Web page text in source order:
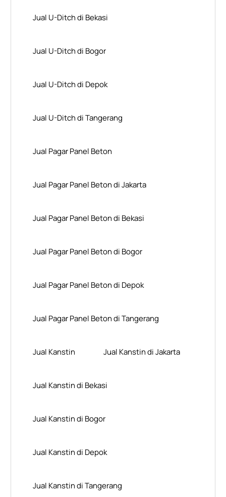
Jual U-Ditch di Bekasi
Jual U-Ditch di Bogor
Jual U-Ditch di Depok
Jual U-Ditch di Tangerang
Jual Pagar Panel Beton
Jual Pagar Panel Beton di Jakarta
Jual Pagar Panel Beton di Bekasi
Jual Pagar Panel Beton di Bogor
Jual Pagar Panel Beton di Depok
Jual Pagar Panel Beton di Tangerang
Jual Kanstin Jual Kanstin di Jakarta
Jual Kanstin di Bekasi
Jual Kanstin di Bogor
Jual Kanstin di Depok
Jual Kanstin di Tangerang